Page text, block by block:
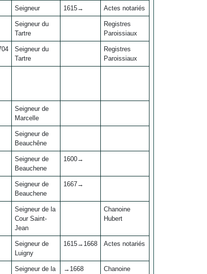
Seigneur 1615→ Actes notariés
Seigneur du
Tartre
Registres
Paroissiaux
Seigneur du
Tartre
Registres
Paroissiaux
Seigneur de
Marcelle
Seigneur de
Beauchêne
Seigneur de
Beauchene
1600→
Seigneur de
Beauchene
1667→
Seigneur de la
Cour Saint-
Jean
Chanoine
Hubert
Seigneur de
Luigny
1615→1668 Actes notariés
Seigneur de la
→1668
Chanoine